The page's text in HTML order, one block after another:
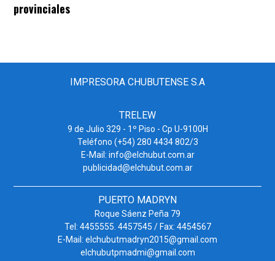
provinciales
IMPRESORA CHUBUTENSE S.A
TRELEW
9 de Julio 329 - 1º Piso - Cp U-9100H
Teléfono (+54) 280 4434 802/3
E-Mail: info@elchubut.com.ar
publicidad@elchubut.com.ar
PUERTO MADRYN
Roque Sáenz Peña 79
Tel: 4455555. 4457545 / Fax: 4454567
E-Mail: elchubutmadryn2015@gmail.com
elchubutpmadmi@gmail.com